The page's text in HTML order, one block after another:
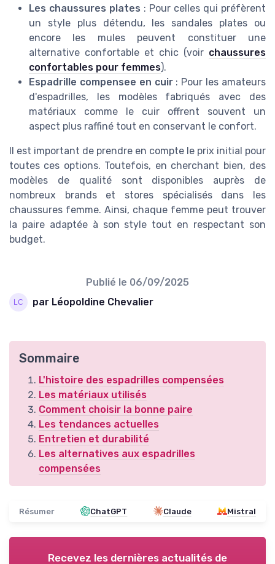
Les chaussures plates : Pour celles qui préfèrent
un style plus détendu, les sandales plates ou
encore les mules peuvent constituer une
alternative confortable et chic (voir chaussures
confortables pour femmes).
Espadrille compensee en cuir: Pour les amateurs
d'espadrilles, les modèles fabriqués avec des
matériaux comme le cuir offrent souvent un
aspect plus raffiné tout en conservant le confort.
Il est important de prendre en compte le prix initial pour
toutes ces options. Toutefois, en cherchant bien, des
modèles de qualité sont disponibles auprès de
nombreux brands et stores spécialisés dans les
chaussures femme. Ainsi, chaque femme peut trouver
la paire adaptée à son style tout en respectant son
budget.
Publié le 06/09/2025
par Léopoldine Chevalier
Sommaire
L'histoire des espadrilles compensées
Les matériaux utilisés
Comment choisir la bonne paire
Les tendances actuelles
Entretien et durabilité
Les alternatives aux espadrilles
compensées
Résumer ChatGPT Claude Mistral
Recevez les dernières actualités de